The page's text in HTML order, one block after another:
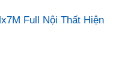
Full Nội Thất Hiện